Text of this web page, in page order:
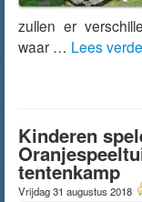
zullen er
waar … Lees
Kinderen
tentenkamp
Vrijdag 31 augustus 2018